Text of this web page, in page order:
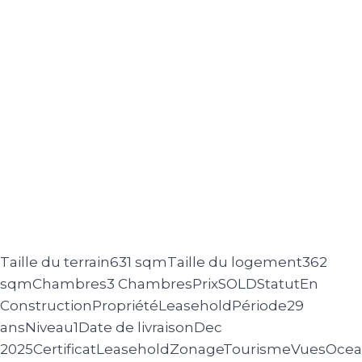
Taille du terrain631 sqmTaille du logement362
sqmChambres3 ChambresPrixSOLDStatutEn
ConstructionPropriétéLeasehold Période29
ansNiveau1Date de livraisonDec
2025CertificatLeasehold ZonageTourismeVuesOcea